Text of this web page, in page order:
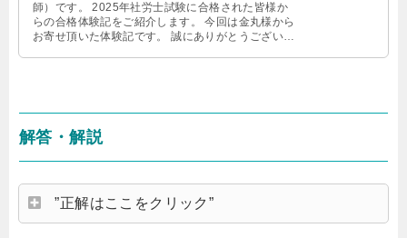
師）です。 2025年社労士試験に合格された皆様か
らの合格体験記をご紹介します。 今回は金丸様から
お寄せ頂いた体験記です。 誠にありがとうございま
解答・解説
”正解はここをクリック”